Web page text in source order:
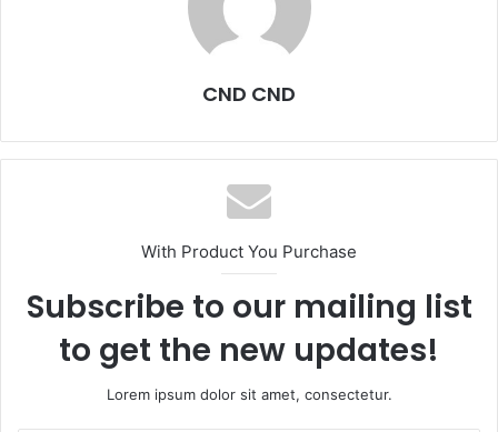
CND CND
With Product You Purchase
Subscribe to our mailing list
to get the new updates!
Lorem ipsum dolor sit amet, consectetur.